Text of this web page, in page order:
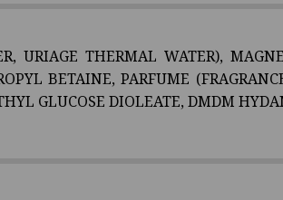
URIAGE THERMAL WATER),
BETAINE, PARFUME
GLUCOSE DIOLEATE, DMDM